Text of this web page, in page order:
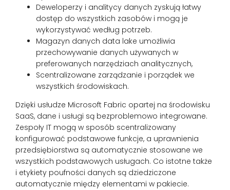
Deweloperzy i analitycy danych zyskują łatwy
dostęp do wszystkich zasobów i mogą je
wykorzystywać według potrzeb.
Magazyn danych data lake umożliwia
przechowywanie danych używanych w
preferowanych narzędziach analitycznych,
Scentralizowane zarządzanie i porządek we
wszystkich środowiskach.
Dzięki usłudze Microsoft Fabric opartej na środowisku
SaaS, dane i usługi są bezproblemowo integrowane.
Zespoły IT mogą w sposób scentralizowany
konfigurować podstawowe funkcje, a uprawnienia
przedsiębiorstwa są automatycznie stosowane we
wszystkich podstawowych usługach. Co istotne także
i etykiety poufności danych są dziedziczone
automatycznie między elementami w pakiecie.